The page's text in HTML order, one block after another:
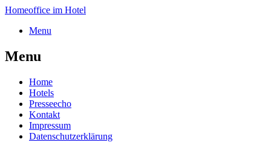
Homeoffice im Hotel
Menu
Menu
Home
Hotels
Presseecho
Kontakt
Impressum
Datenschutzerklärung